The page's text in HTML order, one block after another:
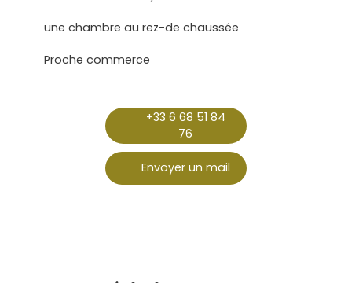
une chambre au rez-de chaussée
Proche commerce
+33 6 68 51 84
76
Envoyer un mail